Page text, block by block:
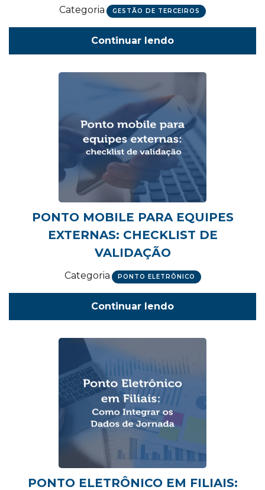
Categoria GESTÃO DE TERCEIROS
Continuar lendo
PONTO MOBILE PARA EQUIPES
EXTERNAS: CHECKLIST DE
VALIDAÇÃO
Categoria PONTO ELETRÔNICO
Continuar lendo
PONTO ELETRÔNICO EM FILIAIS: